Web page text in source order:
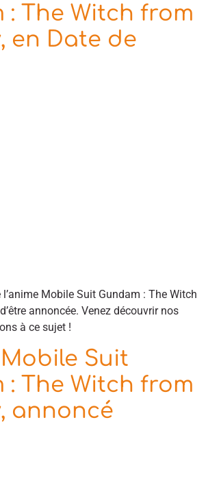
: The Witch from
en Date de
Mobile Suit Gundam : The Witch
annoncée. Venez découvrir nos
à ce sujet !
Mobile Suit
: The Witch from
annoncé